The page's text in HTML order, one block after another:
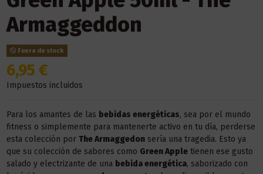
Armaggeddon
Fuera de stock
6,95 €
Impuestos incluidos
Para los amantes de las bebidas energéticas, sea por el mundo
fitness o simplemente para mantenerte activo en tu día, perderse
esta colección por The Armaggedonsería una tragedia. Esto ya
que su colección de sabores como Green Appletienen ese gusto
salado y electrizante de una bebida energética, saborizado con